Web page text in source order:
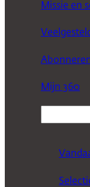
Missie en
Mijn 360